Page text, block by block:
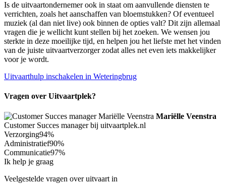
Is de uitvaartondernemer ook in staat om aanvullende diensten te
verrichten, zoals het aanschaffen van bloemstukken? Of eventueel
muziek (al dan niet live) ook binnen de opties valt? Dit zijn allemaal
vragen die je wellicht kunt stellen bij het zoeken. We wensen jou
sterkte in deze moeilijke tijd, en helpen jou het liefste met het vinden
van de juiste uitvaartverzorger zodat alles net even iets makkelijker
voor je wordt.
Uitvaarthulp inschakelen in Weteringbrug
Vragen over Uitvaartplek?
Mariëlle Veenstra
Customer Succes manager bij uitvaartplek.nl
Verzorging94%
Administratief90%
Communicatie97%
Ik help je graag
Veelgestelde vragen over uitvaart in